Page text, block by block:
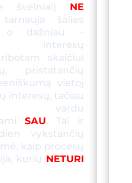
švelniai) NE
šalies
o dažniau –
interesų
skaičiui
pristatančių
vietoj
interesų, tačiau
vardu
SAU. Tai ir
vykstančių
kaip procesų
kurių NETURI